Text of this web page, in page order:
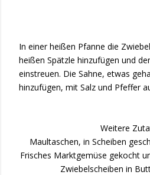
In einer heißen Pfanne die
heißen Spätzle hinzufügen und
einstreuen. Die Sahne, etwas
hinzufügen, mit Salz und Pfeffer
Weitere
Maultaschen, in Scheiben
Frisches Marktgemüse gekocht
Zwiebelscheiben in